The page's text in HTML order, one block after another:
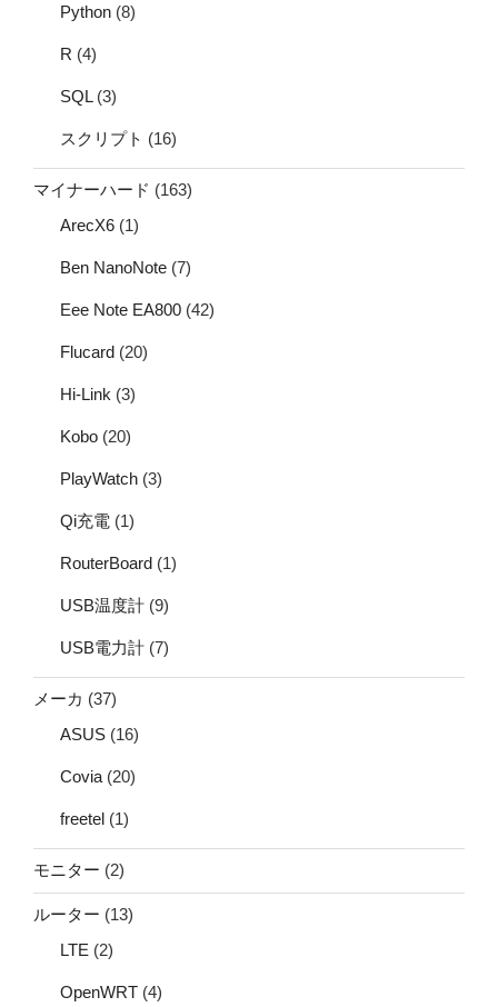
Python (8)
R (4)
SQL(3)
スクリプト (16)
マイナーハード (163)
ArecX6 (1)
Ben NanoNote (7)
Eee Note EA800 (42)
Flucard (20)
Hi-Link (3)
Kobo (20)
PlayWatch (3)
Qi充電 (1)
RouterBoard (1)
USB温度計 (9)
USB電力計 (7)
メーカ (37)
ASUS (16)
Covia (20)
freetel (1)
モニター (2)
ルーター (13)
LTE (2)
OpenWRT (4)